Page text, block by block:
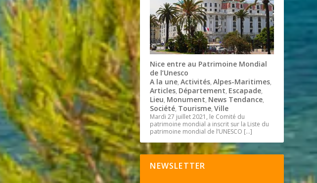
Nice entre au Patrimoine Mondial
de l’Unesco
A la une,Activités,Alpes-Maritimes,
Articles, Département, Escapade,
Lieu, Monument, News Tendance,
Société, Tourisme,Ville
Mardi 27 juillet 2021, le Comité du
patrimoine mondial a inscrit sur la Liste du
patrimoine mondial de l’UNESCO […]
NEWSLETTER